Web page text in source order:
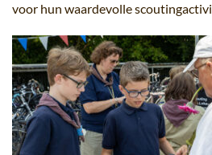
voor hun waardevolle